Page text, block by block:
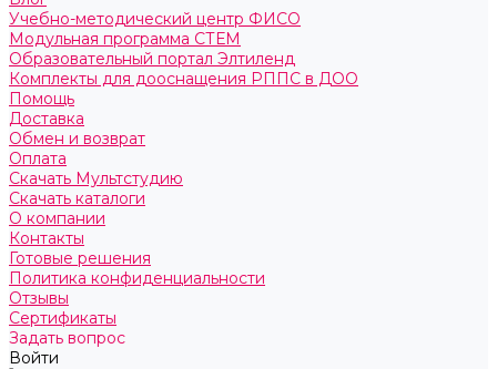
Учебно-методический центр ФИСО
Модульная программа СТЕМ
Образовательный портал Элтиленд
Комплекты для дооснащения РППС в ДОО
Помощь
Доставка
Обмен и возврат
Оплата
Скачать Мультстудию
Скачать каталоги
О компании
Контакты
Готовые решения
Политика конфиденциальности
Отзывы
Сертификаты
Задать вопрос
Войти